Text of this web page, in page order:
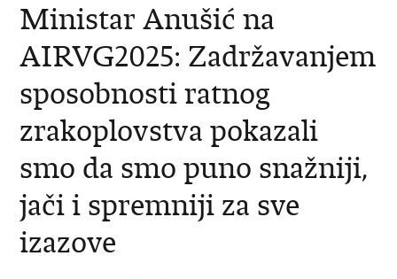
Ministar Anušić na
AIRVG2025: Zadržavanjem
sposobnosti ratnog
zrakoplovstva pokazali
smo da smo puno snažniji,
jači i spremniji za sve
izazove